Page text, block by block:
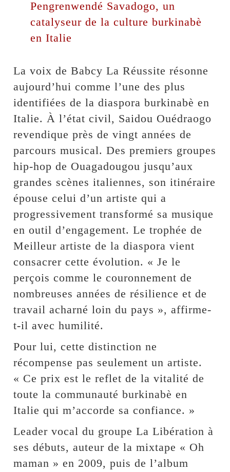
Pengrenwendé Savadogo, un
catalyseur de la culture burkinabè
en Italie
‎La voix de Babcy La Réussite résonne
aujourd’hui comme l’une des plus
identifiées de la diaspora burkinabè en
Italie. À l’état civil, Saidou Ouédraogo
revendique près de vingt années de
parcours musical. Des premiers groupes
hip-hop de Ouagadougou jusqu’aux
grandes scènes italiennes, son itinéraire
épouse celui d’un artiste qui a
progressivement transformé sa musique
en outil d’engagement. Le trophée de
Meilleur artiste de la diaspora vient
consacrer cette évolution. « Je le
perçois comme le couronnement de
nombreuses années de résilience et de
travail acharné loin du pays », affirme-
t-il avec humilité.
Pour lui, cette distinction ne
récompense pas seulement un artiste.
« Ce prix est le reflet de la vitalité de
toute la communauté burkinabè en
Italie qui m’accorde sa confiance. »
Leader vocal du groupe La Libération à
ses débuts, auteur de la mixtape « Oh
maman » en 2009, puis de l’album